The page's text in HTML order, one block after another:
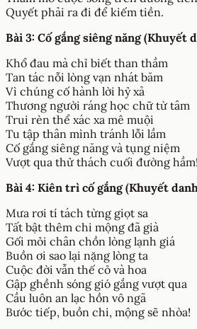
Quyết phải ra đi để kiếm tiền.
Bài 3: Cố gắng siêng năng (Khuyết
Khổ đau mà chỉ biết than thầm
Tan tác nỗi lòng vạn nhát băm
Vì chúng cố hành lời hỷ xả
Thương người ráng học chữ từ tâm
Trui rèn thể xác xa mê muội
Tu tập thân mình tránh lỗi lầm
Cố gắng siêng năng và tụng niệm
Vượt qua thử thách cuối đường hầm!
Bài 4: Kiên trì cố gắng (Khuyết
Mưa rơi tí tách từng giọt sa
Tất bật thêm chi mộng đã già
Gối mỏi chân chồn lòng lạnh giá
Buồn ơi sao lại nặng lòng ta
Cuộc đời vẫn thế cỏ và hoa
Gập ghềnh sóng gió gắng vượt qua
Cầu luôn an lạc hồn vô ngã
Bước tiếp, buồn chi, mộng sẽ nhòa!